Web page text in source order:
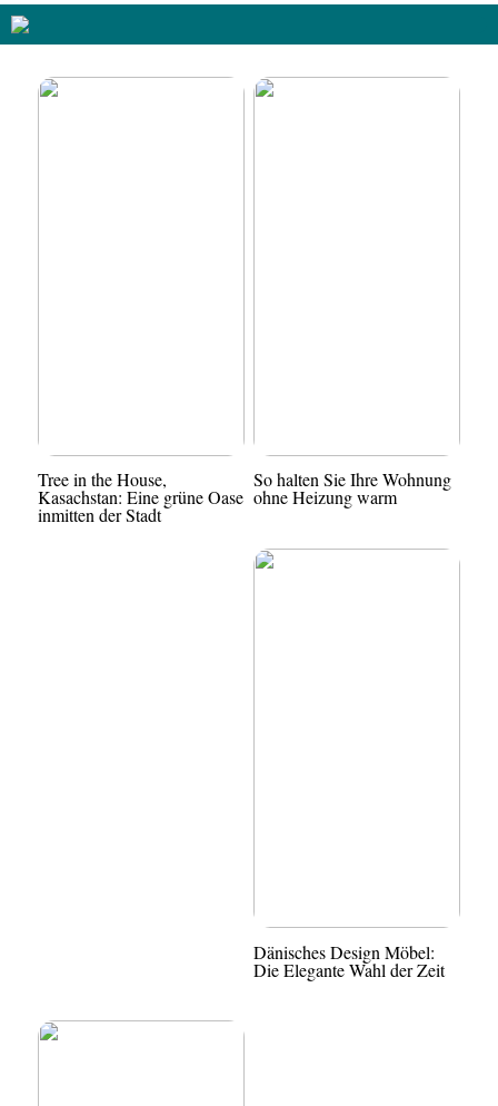
Tree in the House,
Kasachstan: Eine grüne Oase
inmitten der Stadt
So halten Sie Ihre Wohnung
ohne Heizung warm
Dänisches Design Möbel:
Die Elegante Wahl der Zeit